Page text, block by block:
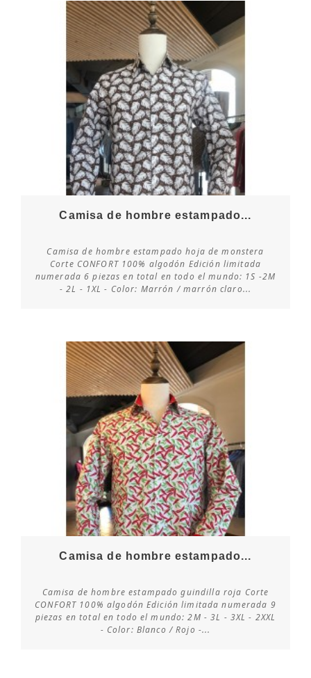
Consultar disponibilidad
Camisa de hombre estampado...
Camisa de hombre estampado hoja de monstera
Corte CONFORT 100% algodón Edición limitada
numerada 6 piezas en total en todo el mundo: 1S -2M
- 2L - 1XL - Color: Marrón / marrón claro...
Consultar disponibilidad
Camisa de hombre estampado...
Camisa de hombre estampado guindilla roja Corte
CONFORT 100% algodón Edición limitada numerada 9
piezas en total en todo el mundo: 2M - 3L - 3XL - 2XXL
- Color: Blanco / Rojo -...